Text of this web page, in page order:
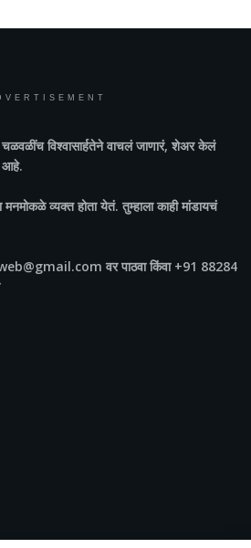
विश्वासार्हतेने वाचलं जाणारं, शेअर केलं
आहे.
व्यक्त होता येतं. तुम्हाला काही मांडायचं
वर पाठवा किंवा +91 88284